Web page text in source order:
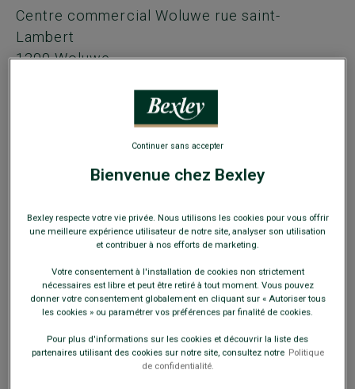
Centre commercial Woluwe rue saint-
Lambert
1200 Woluwe
woluwe@bexley.fr
HORAIRES
Lundi au Jeudi10h00 - 19h00
Samedi10h00 - 19h00
DimancheFermé
VOUS Y TROUVEREZ
Bienvenue chez Bexley
Bexley respecte votre vie privée. Nous utilisons les cookies pour vous offrir
une meilleure expérience utilisateur de notre site, analyser son utilisation
et contribuer à nos efforts de marketing.
Votre consentement à l'installation de cookies non strictement
nécessaires est libre et peut être retiré à tout moment. Vous pouvez
donner votre consentement globalement en cliquant sur « Autoriser tous
les cookies » ou paramétrer vos préférences par finalité de cookies.
Pour plus d'informations sur les cookies et découvrir la liste des
partenaires utilisant des cookies sur notre site, consultez notre Politique
de confidentialité.
Continuer sans accepter